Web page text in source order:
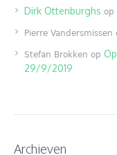
Dirk Ottenburghs op
Pierre Vandersmissen
Stefan Brokken op
29/9/2019
Archieven